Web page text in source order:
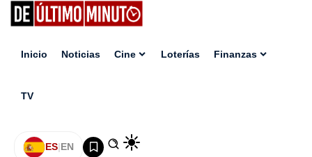
Inicio Noticias Cine Loterías Finanzas
TV
ES|EN